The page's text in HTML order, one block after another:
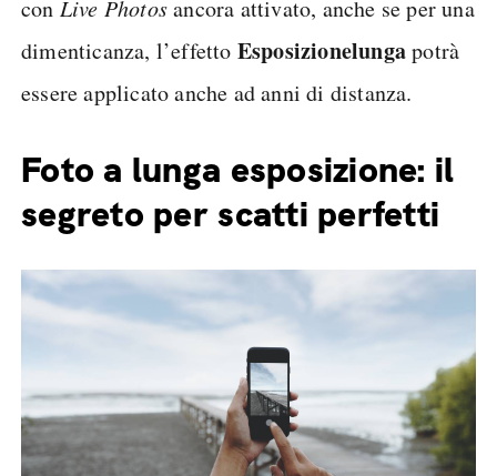
con Live Photosancora attivato, anche se per una
dimenticanza, l’effetto Esposizionelungapotrà
essere applicato anche ad anni di distanza.
Foto a lunga esposizione: il
segreto per scatti perfetti